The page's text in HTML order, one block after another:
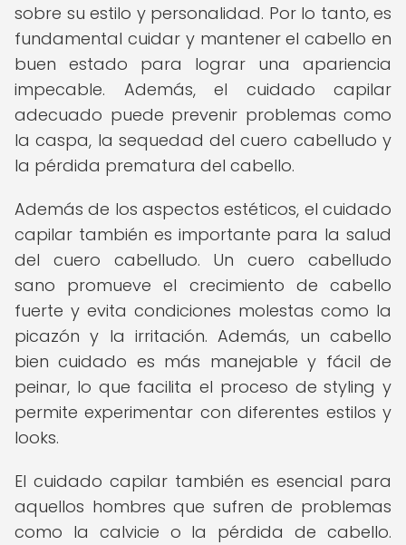
sobre su estilo y personalidad. Por lo tanto, es
fundamental cuidar y mantener el cabello en
buen estado para lograr una apariencia
impecable. Además, el cuidado capilar
adecuado puede prevenir problemas como
la caspa, la sequedad del cuero cabelludo y
la pérdida prematura del cabello.
Además de los aspectos estéticos, el cuidado
capilar también es importante para la salud
del cuero cabelludo. Un cuero cabelludo
sano promueve el crecimiento de cabello
fuerte y evita condiciones molestas como la
picazón y la irritación. Además, un cabello
bien cuidado es más manejable y fácil de
peinar, lo que facilita el proceso de styling y
permite experimentar con diferentes estilos y
looks.
El cuidado capilar también es esencial para
aquellos hombres que sufren de problemas
como la calvicie o la pérdida de cabello.